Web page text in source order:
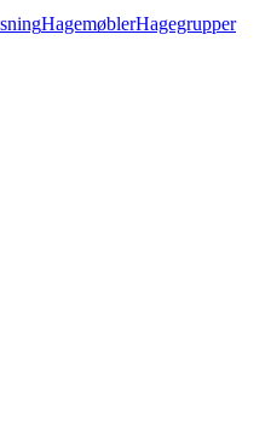
HagemøblerHagegrupper